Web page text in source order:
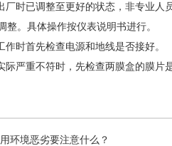
已调整至更好的状态，非专业人
。具体操作按仪表说明书进行。
时首先检查电源和地线是否接好。
重不符时，先检查两膜盒的膜片是
环境恶劣要注意什么？